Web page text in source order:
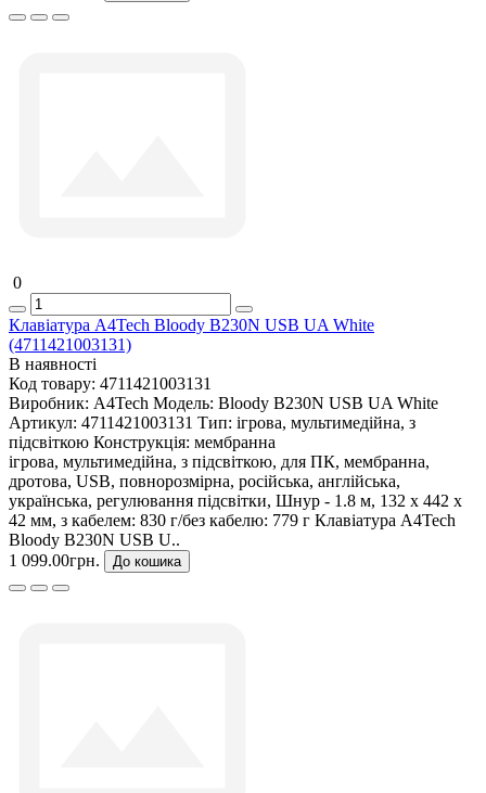
0
Клавіатура A4Tech Bloody B230N USB UA White
(4711421003131)
В наявності
Код товару: 4711421003131
Виробник: A4Tech Модель: Bloody B230N USB UA White
Артикул: 4711421003131 Тип: ігрова, мультимедійна, з
підсвіткою Конструкція: мембранна
ігрова, мультимедійна, з підсвіткою, для ПК, мембранна,
дротова, USB, повнорозмірна, російська, англійська,
українська, регулювання підсвітки, Шнур - 1.8 м, 132 х 442 х
42 мм, з кабелем: 830 г/без кабелю: 779 г Клавіатура A4Tech
Bloody B230N USB U..
1 099.00грн.
До кошика